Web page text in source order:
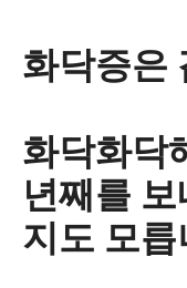
화닥증은
화닥화닥
년째를
지도 모릅